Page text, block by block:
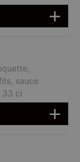
sauce
33 cl